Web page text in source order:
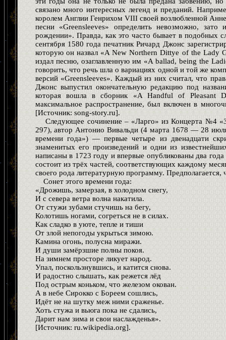
связано много интересных легенд и преданий.
королем Англии Генрихом VIII своей возлюбленной
песни «Greensleeves» определить невозможно,
рождении». Правда, как это часто бывает в подобных
сентября 1580 года печатник Ричард Джонс
которую он назвал «A New Northern Dittye of the Lady
издал песню, озаглавленную им «A ballad, being the
говорить, что речь шла о вариациях одной и той же
версий «Greensleeves». Каждый из них считал, что
Джонс выпустил окончательную редакцию под
которая вошла в сборник «A Handful of Pleasant
максимальное распространение, был включен в
[Источник: song-story.ru].
Следующее сочинение – «Ларго» из Концерта №4
297), автор Антонио Вивальди (4 марта 1678 — 28
времени года») — первые четыре из двенадцати
знаменитых его произведений и одни из
написаны в 1723 году и впервые опубликованы два
состоит из трёх частей, соответствующих каждому
своего рода литературную программу. Предполагается,
Сонет этого времени года:
«Дрожишь, замерзая, в холодном снегу,
И с севера ветра волна накатила.
От стужи зубами стучишь на бегу,
Колотишь ногами, согреться не в силах.
Как сладко в уюте, тепле и тиши
От злой непогоды укрыться зимою.
Камина огонь, полусна миражи.
И души замёрзшие полны покоя.
На зимнем просторе ликует народ.
Упал, поскользнувшись, и катится снова.
И радостно слышать, как режется лёд
Под острым коньком, что железом окован.
А в небе Сирокко с Бореем сошлись,
Идёт не на шутку меж ними сраженье.
Хоть стужа и вьюга пока не сдались,
Дарит нам зима и свои наслажденья».
[Источник: ru.wikipedia.org].